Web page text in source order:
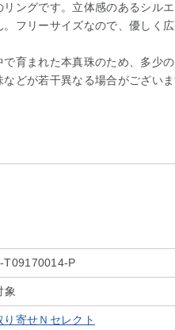
ングです。立体感のあるシル
フリーサイズなので、優しく
育まれた本真珠のため、多少の
どが若干異なる場合がござい
T09170014-P
象
り寄せＮセレクト